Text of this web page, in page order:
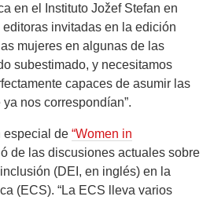
en el Instituto Jožef Stefan en
invitadas en la edición
mujeres en algunas de las
subestimado, y necesitamos
capaces de asumir las
nos correspondían”.
especial de “Women in
de las discusiones actuales sobre
(DEI, en inglés) en la
(ECS). “La ECS lleva varios